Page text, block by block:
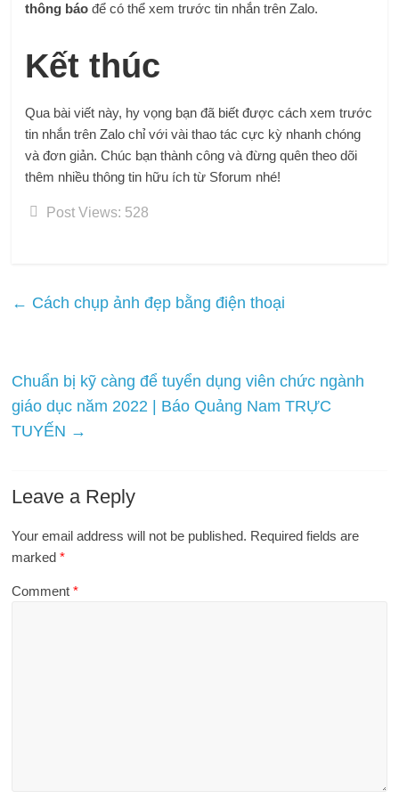
thông báo để có thể xem trước tin nhắn trên Zalo.
Kết thúc
Qua bài viết này, hy vọng bạn đã biết được cách xem trước
tin nhắn trên Zalo chỉ với vài thao tác cực kỳ nhanh chóng
và đơn giản. Chúc bạn thành công và đừng quên theo dõi
thêm nhiều thông tin hữu ích từ Sforum nhé!
Post Views: 528
← Cách chụp ảnh đẹp bằng điện thoại
Chuẩn bị kỹ càng để tuyển dụng viên chức ngành
giáo dục năm 2022 | Báo Quảng Nam TRỰC
TUYẾN →
Leave a Reply
Your email address will not be published. Required fields are
marked*
Comment*